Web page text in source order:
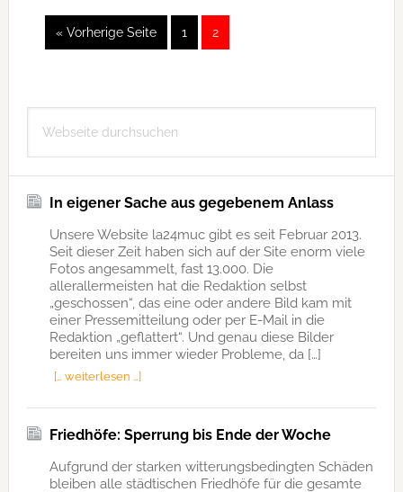
das
Sinn?
« Vorherige Seiteaufrufen
Seite
1 Seite
2
Seitenspalte
durchsuchen
In eigener Sache aus gegebenem Anlass
Unsere Website la24muc gibt es seit Februar 2013.
Seit dieser Zeit haben sich auf der Site enorm viele
Fotos angesammelt, fast 13.000. Die
allerallermeisten hat die Redaktion selbst
„geschossen“, das eine oder andere Bild kam mit
einer Pressemitteilung oder per E-Mail in die
Redaktion „geflattert“. Und genau diese Bilder
bereiten uns immer wieder Probleme, da […]
[… weiterlesen …]
Friedhöfe: Sperrung bis Ende der Woche
Aufgrund der starken witterungsbedingten Schäden
bleiben alle städtischen Friedhöfe für die gesamte